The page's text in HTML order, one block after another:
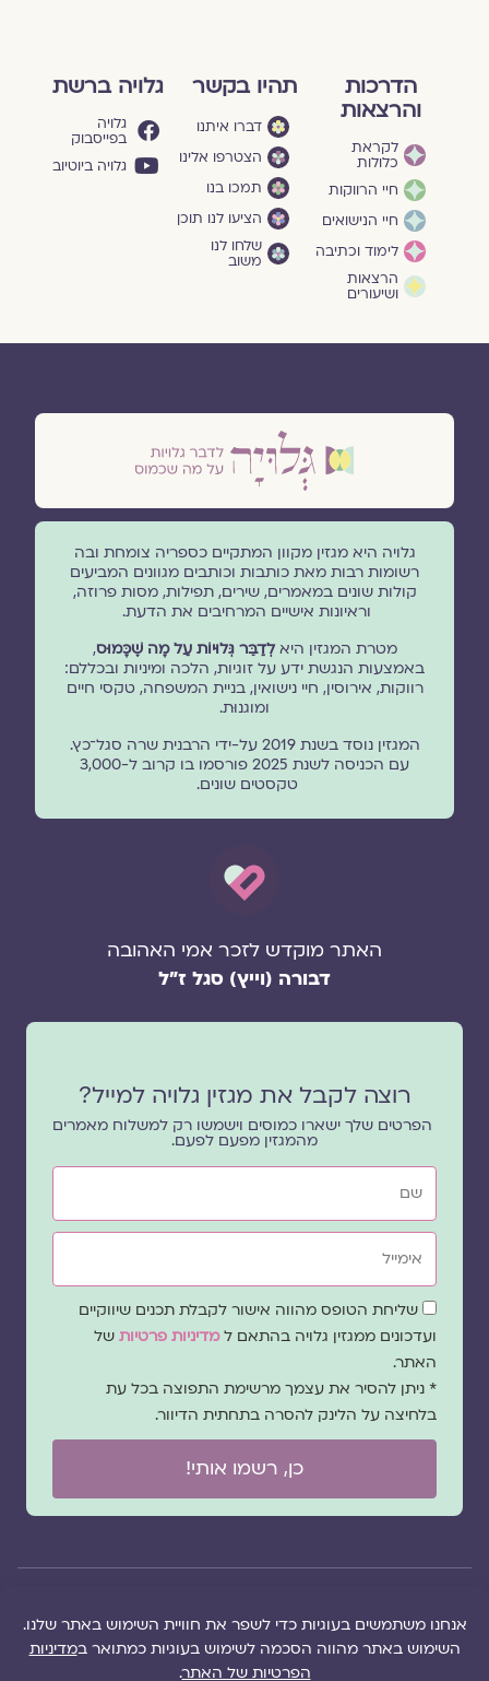
הדרכות
והרצאות
לקראת
כלולות
חיי הרווקות
חיי הנישואים
לימוד וכתיבה
הרצאות
ושיעורים
תהיו בקשר
דברו איתנו
הצטרפו אלינו
תמכו בנו
הציעו לנו תוכן
שלחו לנו
משוב
גלויה ברשת
גלויה
בפייסבוק
גלויה ביוטיוב
גלויה היא מגזין מקוון המתקיים כספריה צומחת ובה
רשומות רבות מאת כותבות וכותבים מגוונים המביעים
קולות שונים במאמרים, שירים, תפילות, מסות פרוזה,
וראיונות אישיים המרחיבים את הדעת.
מטרת המגזין היאלְדַבֵּר גְּלוּיוֹת עַל מָה שֶׁכָּמוּס,
באמצעות הנגשת ידע על זוגיות, הלכה ומיניות ובכללם:
רווקות, אירוסין, חיי נישואין, בניית המשפחה, טקסי חיים
ומוגנוּת.
המגזין נוסד בשנת 2019 על-ידי הרבנית שרה סגל־כץ.
עם הכניסה לשנת 2025 פורסמו בו קרוב ל-3,000
טקסטים שונים.
האתר מוקדש לזכר אמי האהובה
דבורה (וייץ) סגל ז"ל
רוצה לקבל את מגזין גלויה למייל?
הפרטים שלך ישארו כמוסים וישמשו רק למשלוח מאמרים
מהמגזין מפעם לפעם.
שם
אימייל
שדה
הסכמה
שליחת הטופס מהווה אישור לקבלת תכנים שיווקיים
ועדכונים ממגזין גלויה בהתאם למדיניות פרטיות של
האתר.
* ניתן להסיר את עצמך מרשימת התפוצה בכל עת
בלחיצה על הלינק להסרה בתחתית הדיוור.
כן, רשמו אותי!
הזכויות של מגזין
של
שגגה
הוקם ב ❤ על ידי –
לימונדה 2.0
| מיתוג:
סטודיו נופר דסקל
מפת אתר|